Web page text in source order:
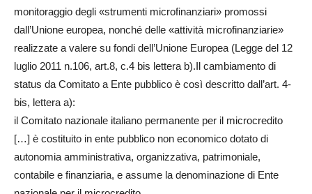
monitoraggio degli «strumenti microfinanziari» promossi
dall’Unione europea, nonché delle «attività microfinanziarie»
realizzate a valere su fondi dell’Unione Europea (Legge del 12
luglio 2011 n.106, art.8, c.4 bis lettera b).Il cambiamento di
status da Comitato a Ente pubblico è così descritto dall’art. 4-
bis, lettera a):
il Comitato nazionale italiano permanente per il microcredito
[…] è costituito in ente pubblico non economico dotato di
autonomia amministrativa, organizzativa, patrimoniale,
contabile e finanziaria, e assume la denominazione di Ente